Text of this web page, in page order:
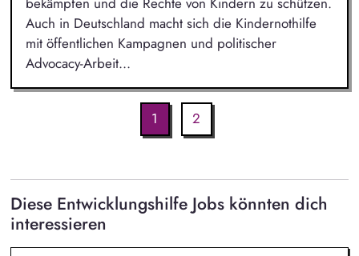
Auch in Deutschland macht sich die Kindernothilfe
mit öffentlichen Kampagnen und politischer
Advocacy-Arbeit...
1 2
Diese Entwicklungshilfe Jobs könnten dich
interessieren